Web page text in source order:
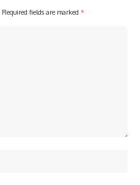
Required fields are marked *